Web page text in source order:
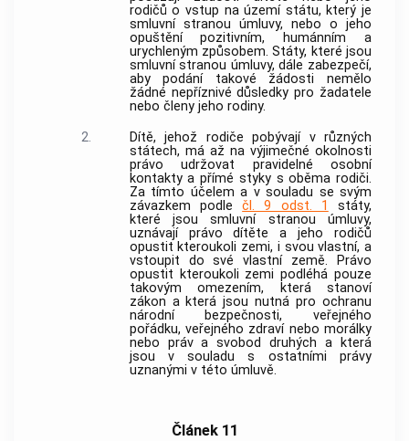
rodičů o vstup na území státu, který je
smluvní stranou úmluvy, nebo o jeho
opuštění pozitivním, humánním a
urychleným způsobem. Státy, které jsou
smluvní stranou úmluvy, dále zabezpečí,
aby podání takové žádosti nemělo
žádné nepříznivé důsledky pro žadatele
nebo členy jeho rodiny.
2.
Dítě, jehož rodiče pobývají v různých
státech, má až na výjimečné okolnosti
právo udržovat pravidelné osobní
kontakty a přímé styky s oběma rodiči.
Za tímto účelem a v souladu se svým
závazkem podlečl. 9 odst. 1
státy,
které jsou smluvní stranou úmluvy,
uznávají právo dítěte a jeho rodičů
opustit kteroukoli zemi, i svou vlastní, a
vstoupit do své vlastní země. Právo
opustit kteroukoli zemi podléhá pouze
takovým omezením, která stanoví
zákon a která jsou nutná pro ochranu
národní bezpečnosti, veřejného
pořádku, veřejného zdraví nebo morálky
nebo práv a svobod druhých a která
jsou v souladu s ostatními právy
uznanými v této úmluvě.
Článek 11